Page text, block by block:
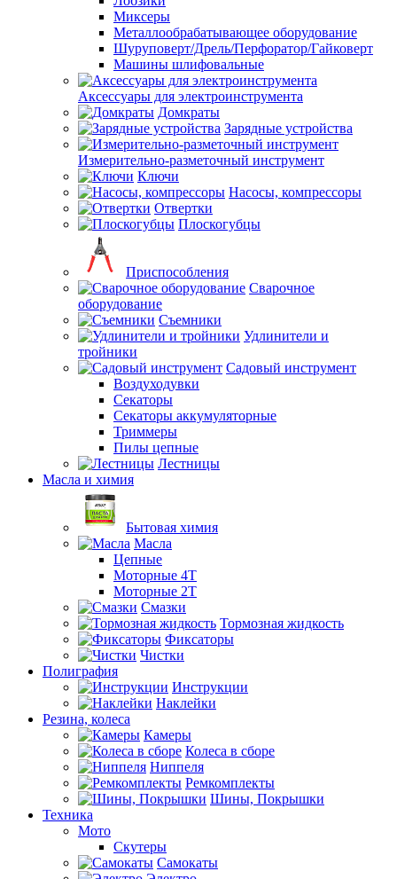
Миксеры
Металлообрабатывающее оборудование
Шуруповерт/Дрель/Перфоратор/Гайковерт
Машины шлифовальные
Аксессуары для электроинструмента
Домкраты
Зарядные устройства
Измерительно-разметочный инструмент
Ключи
Насосы, компрессоры
Отвертки
Плоскогубцы
Приспособления
Сварочное
оборудование
Съемники
Удлинители и
тройники
Садовый инструмент
Воздуходувки
Секаторы
Секаторы аккумуляторные
Триммеры
Пилы цепные
Лестницы
Масла и химия
Бытовая химия
Масла
Цепные
Моторные 4Т
Моторные 2Т
Смазки
Тормозная жидкость
Фиксаторы
Чистки
Полиграфия
Инструкции
Наклейки
Резина, колеса
Камеры
Колеса в сборе
Ниппеля
Ремкомплекты
Шины, Покрышки
Техника
Мото
Скутеры
Самокаты